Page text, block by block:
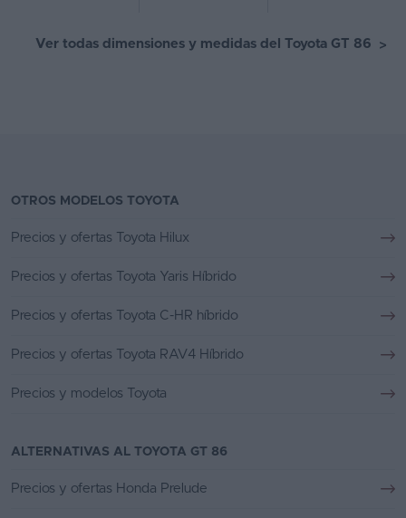
Ver todas dimensiones y medidas del Toyota GT 86 >
OTROS MODELOS TOYOTA
Precios y ofertas Toyota Hilux
Precios y ofertas Toyota Yaris Híbrido
Precios y ofertas Toyota C-HR híbrido
Precios y ofertas Toyota RAV4 Híbrido
Precios y modelos Toyota
ALTERNATIVAS AL TOYOTA GT 86
Precios y ofertas Honda Prelude